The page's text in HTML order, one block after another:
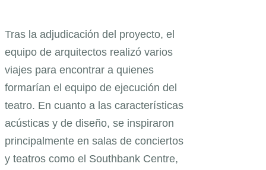
Tras la adjudicación del proyecto, el
equipo de arquitectos realizó varios
viajes para encontrar a quienes
formarían el equipo de ejecución del
teatro. En cuanto a las características
acústicas y de diseño, se inspiraron
principalmente en salas de conciertos
y teatros como el Southbank Centre,